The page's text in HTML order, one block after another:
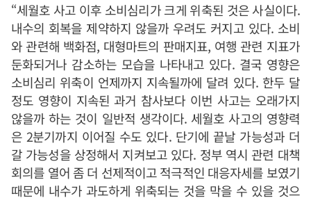
“세월호 사고 이후 소비심리가 크게 위축된 것은 사실이다.
내수의 회복을 제약하지 않을까 우려도 커지고 있다. 소비
와 관련해 백화점, 대형마트의 판매지표, 여행 관련 지표가
둔화되거나 감소하는 모습을 나타내고 있다. 결국 영향은
소비심리 위축이 언제까지 지속될까에 달려 있다. 한두 달
정도 영향이 지속된 과거 참사보다 이번 사고는 오래가지
않을까 하는 것이 일반적 생각이다. 세월호 사고의 영향력
은 2분기까지 이어질 수도 있다. 단기에 끝날 가능성과 더
갈 가능성을 상정해서 지켜보고 있다. 정부 역시 관련 대책
회의를 열어 좀 더 선제적이고 적극적인 대응자세를 보였기
때문에 내수가 과도하게 위축되는 것을 막을 수 있을 것으